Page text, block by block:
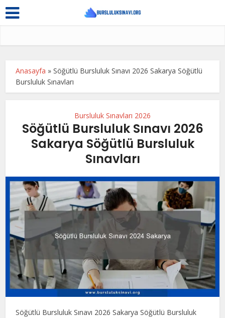
Anasayfa »Söğütlü Bursluluk Sınavı 2026 Sakarya Söğütlü
Bursluluk Sınavları
Bursluluk Sınavları 2026
Söğütlü Bursluluk Sınavı 2026
Sakarya Söğütlü Bursluluk
Sınavları
Söğütlü Bursluluk Sınavı 2026 Sakarya Söğütlü Bursluluk